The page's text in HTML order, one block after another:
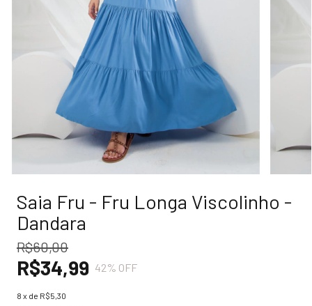
Saia Fru - Fru Longa Viscolinho -
Dandara
R$60,00
R$34,99 42% OFF
8 x de R$5,30